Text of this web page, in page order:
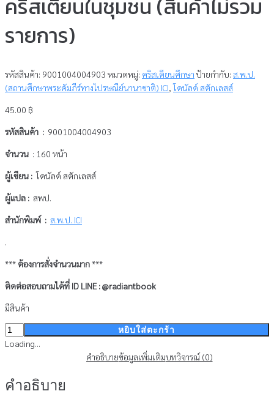
คริสเตียนในชุมชน (สินค้าไม่รวม
รายการ)
รหัสสินค้า: 9001004004903 หมวดหมู่: คริสเตียนศึกษา ป้ายกำกับ: ส.พ.ป.
(สถานศึกษาพระคัมภีร์ทางไปรษณีย์นานาชาติ) ICI,โดนัลด์ สตักเลสส์
45.00 ฿
รหัสสินค้า : 9001004004903
จำนวน : 160 หน้า
ผู้เขียน :โดนัลด์ สตักเลสส์
ผู้แปล : สพป.
สำนักพิมพ์ : ส.พ.ป. ICI
.
*** ต้องการสั่งจำนวนมาก***
ติดต่อสอบถามได้ที่ ID LINE : @radiantbook
มีสินค้า
จำนวน
คริสเตียน
(สินค้า
หยิบใส่ตะกร้า
Loading...
คำอธิบายข้อมูลเพิ่มเติมบทวิจารณ์ (0)
คำอธิบาย